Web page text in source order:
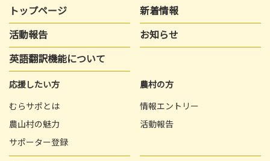
トップページ
新着情報
活動報告
お知らせ
英語翻訳機能について
応援したい方
むらサポとは
農山村の魅力
サポーター登録
農村の方
情報エントリー
活動報告